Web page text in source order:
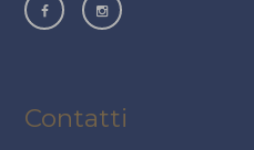
Contatti